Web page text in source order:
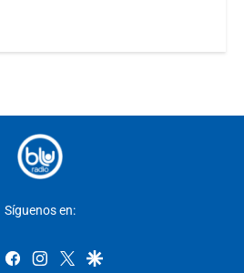
Síguenos en:
whatsappfacebookinstagram
twittergoogle